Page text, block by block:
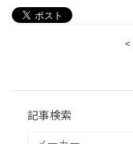
<
記事検索